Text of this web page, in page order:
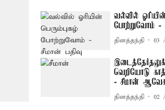
வல்வில்
போற்றுவோம் -
தினத்தந்தி 03
வெறியோடு
- சீமான்
தினத்தந்தி 02